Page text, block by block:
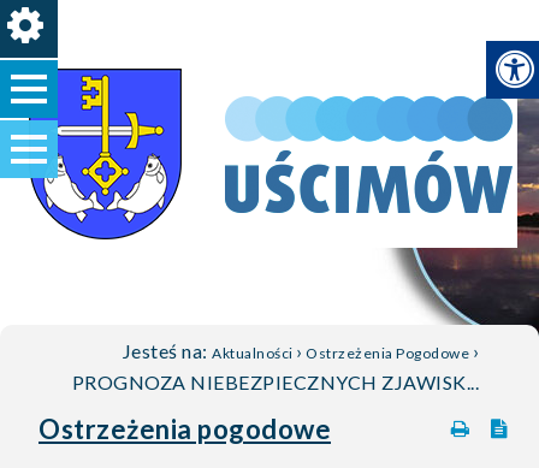
Jesteś na: Aktualności › Ostrzeżenia Pogodowe ›
PROGNOZA NIEBEZPIECZNYCH ZJAWISK...
Ostrzeżenia pogodowe